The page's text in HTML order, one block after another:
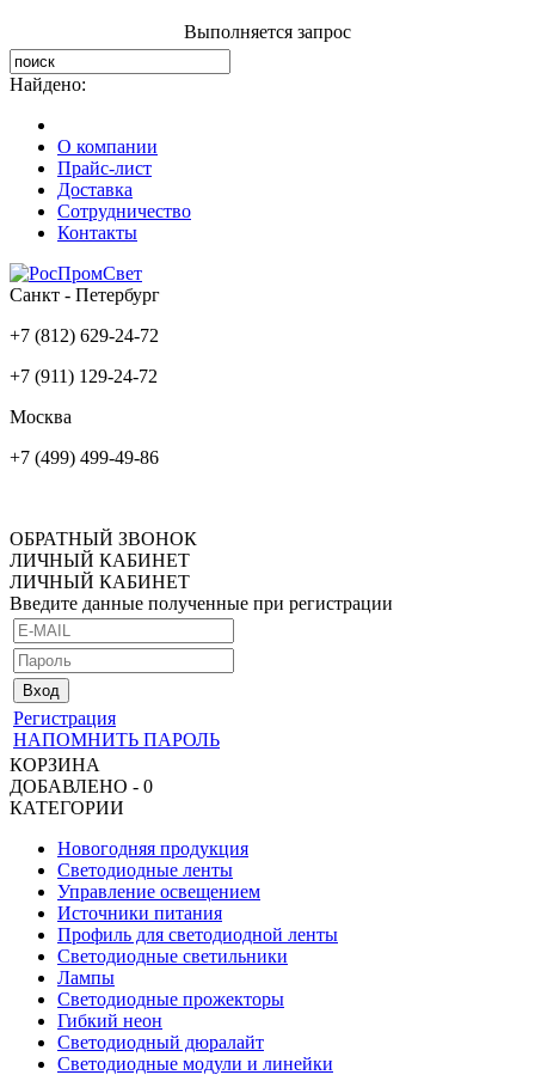
Выполняется запрос
Найдено:
О компании
Прайс-лист
Доставка
Сотрудничество
Контакты
Санкт - Петербург
+7 (812) 629-24-72
+7 (911) 129-24-72
Москва
+7 (499) 499-49-86
ОБРАТНЫЙ ЗВОНОК
ЛИЧНЫЙ КАБИНЕТ
ЛИЧНЫЙ КАБИНЕТ
Введите данные полученные при регистрации
Регистрация
НАПОМНИТЬ ПАРОЛЬ
КОРЗИНА
ДОБАВЛЕНО - 0
КАТЕГОРИИ
Новогодняя продукция
Светодиодные ленты
Управление освещением
Источники питания
Профиль для светодиодной ленты
Светодиодные светильники
Лампы
Светодиодные прожекторы
Гибкий неон
Светодиодный дюралайт
Светодиодные модули и линейки